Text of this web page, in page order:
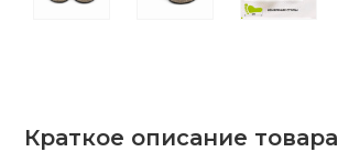
Краткое описание товара